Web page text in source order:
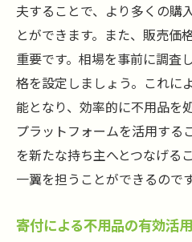
夫することで、より多くの購
とができます。また、販売価
重要です。相場を事前に調査
格を設定しましょう。これに
能となり、効率的に不用品を
プラットフォームを活用する
を新たな持ち主へとつなげる
一翼を担うことができるのです
寄付による不用品の有効活